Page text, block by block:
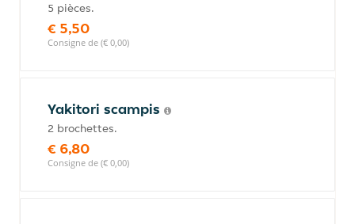
5 pièces.
€ 5,50
Consigne de (€ 0,00)
Yakitori scampis
2 brochettes.
€ 6,80
Consigne de (€ 0,00)